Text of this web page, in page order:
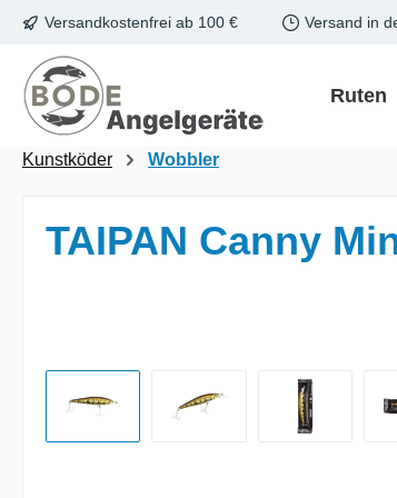
Hauptinhalt springen
Zur Suche springen
Zur Hauptnavigation springen
Versandkostenfrei ab 100 € Versand in
Ruten
Kunstköder Wobbler
TAIPAN Canny